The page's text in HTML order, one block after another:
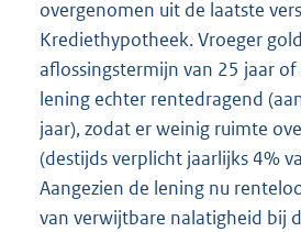
overgenomen uit de laatste
Krediethypotheek. Vroeger
aflossingstermijn van 25 jaar of
lening echter rentedragend
jaar), zodat er weinig ruimte
(destijds verplicht jaarlijks 4%
Aangezien de lening nu
van verwijtbare nalatigheid bij